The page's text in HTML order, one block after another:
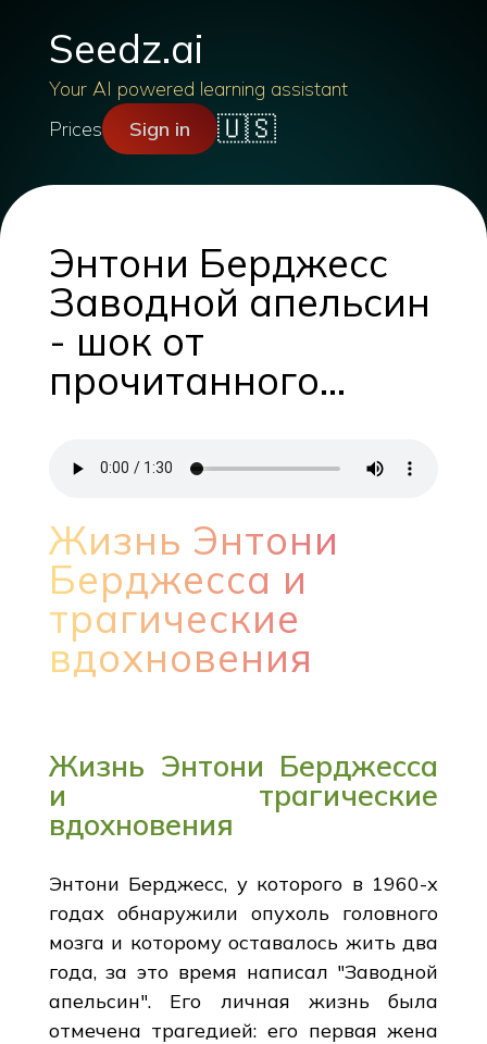
Seedz.ai
Your AI powered learning assistant
Prices
Sign in 🇺🇸
Энтони Берджесс
Заводной апельсин
- шок от
прочитанного...
Жизнь Энтони
Берджесса и
трагические
вдохновения
Жизнь Энтони Берджесса
и трагические
вдохновения
Энтони Берджесс, у которого в 1960-х
годах обнаружили опухоль головного
мозга и которому оставалось жить два
года, за это время написал "Заводной
апельсин". Его личная жизнь была
отмечена трагедией: его первая жена